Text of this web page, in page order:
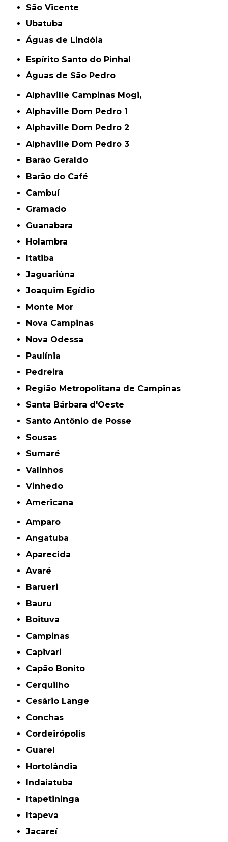
São Vicente
Ubatuba
Águas de Lindóia
Espírito Santo do Pinhal
Águas de São Pedro
Alphaville Campinas Mogi,
Alphaville Dom Pedro 1
Alphaville Dom Pedro 2
Alphaville Dom Pedro 3
Barão Geraldo
Barão do Café
Cambuí
Gramado
Guanabara
Holambra
Itatiba
Jaguariúna
Joaquim Egídio
Monte Mor
Nova Campinas
Nova Odessa
Paulínia
Pedreira
Região Metropolitana de Campinas
Santa Bárbara d'Oeste
Santo Antônio de Posse
Sousas
Sumaré
Valinhos
Vinhedo
americana
Amparo
Angatuba
Aparecida
Avaré
Barueri
Bauru
Boituva
Campinas
Capivari
Capão Bonito
Cerquilho
Cesário Lange
Conchas
Cordeirópolis
Guareí
Hortolândia
Indaiatuba
Itapetininga
Itapeva
Jacareí